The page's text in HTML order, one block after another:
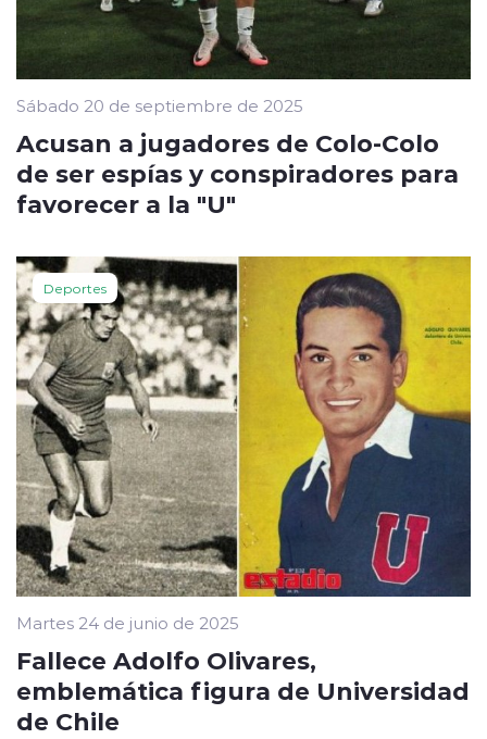
Sábado 20 de septiembre de 2025
Acusan a jugadores de Colo-Colo
de ser espías y conspiradores para
favorecer a la "U"
Deportes
Martes 24 de junio de 2025
Fallece Adolfo Olivares,
emblemática figura de Universidad
de Chile